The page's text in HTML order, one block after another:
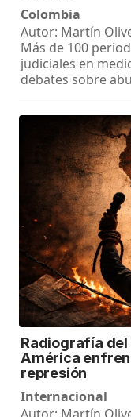
Colombia
Autor: Martín
Más de 100
judiciales en
debates sobre
Radiografía del
América
represión
Internacional